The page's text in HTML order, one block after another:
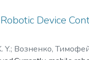
полинома пятой
виде произведения
системы
третьей и
решения
Device
Y.; Возненко,